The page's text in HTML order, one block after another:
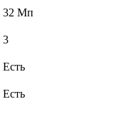
32 Мп
3
Есть
Есть